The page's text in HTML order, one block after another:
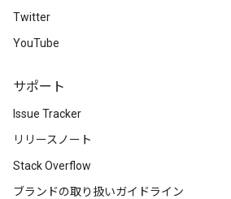
Twitter
YouTube
サポート
Issue Tracker
リリースノート
Stack Overflow
ブランドの取り扱いガイドライン